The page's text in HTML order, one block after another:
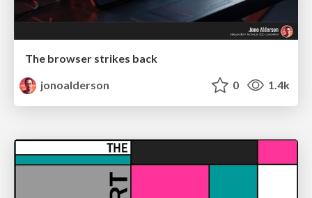
The browser strikes back
jonoalderson
0 1.4k